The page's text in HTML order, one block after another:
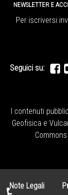
NEWSLETTER E
Per iscriversi
Seguici su:
I contenuti
Geofisica e
Note Legali